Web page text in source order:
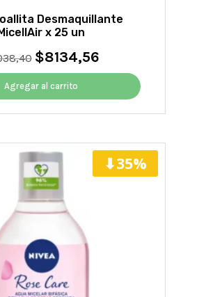
Desmaquillante
x 25 un
El
precio
original
era:
$9038,40.
$8134,56El
precio
es:
$8134,56.
Agregar al carrito
⬇35%